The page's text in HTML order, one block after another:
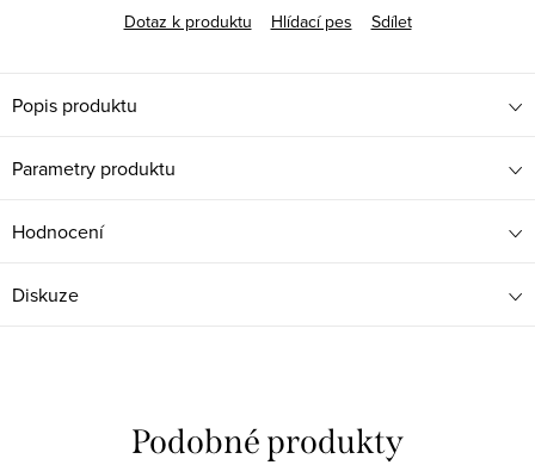
Dotaz k produktu
Hlídací pes Sdílet
Popis produktu
Parametry produktu
Hodnocení
Diskuze